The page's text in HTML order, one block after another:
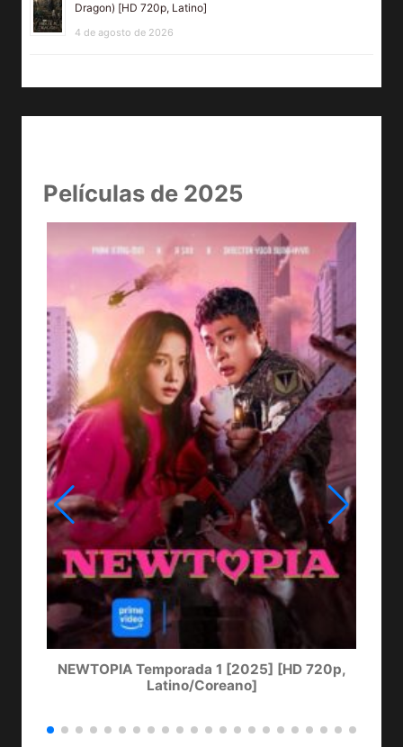
Dragon) [HD 720p, Latino]
4 de agosto de 2026
Películas de 2025
NEWTOPIA Temporada 1 [2025] [HD 720p,
Latino/Coreano]